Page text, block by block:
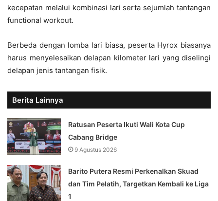
kecepatan melalui kombinasi lari serta sejumlah tantangan
functional workout.
Berbeda dengan lomba lari biasa, peserta Hyrox biasanya
harus menyelesaikan delapan kilometer lari yang diselingi
delapan jenis tantangan fisik.
Berita Lainnya
Ratusan Peserta Ikuti Wali Kota Cup
Cabang Bridge
9 Agustus 2026
Barito Putera Resmi Perkenalkan Skuad
dan Tim Pelatih, Targetkan Kembali ke Liga
1